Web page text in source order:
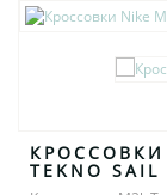
КРОССОВКИ
TEKNO SAIL